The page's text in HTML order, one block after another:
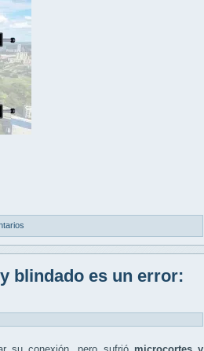
blindado es un error: